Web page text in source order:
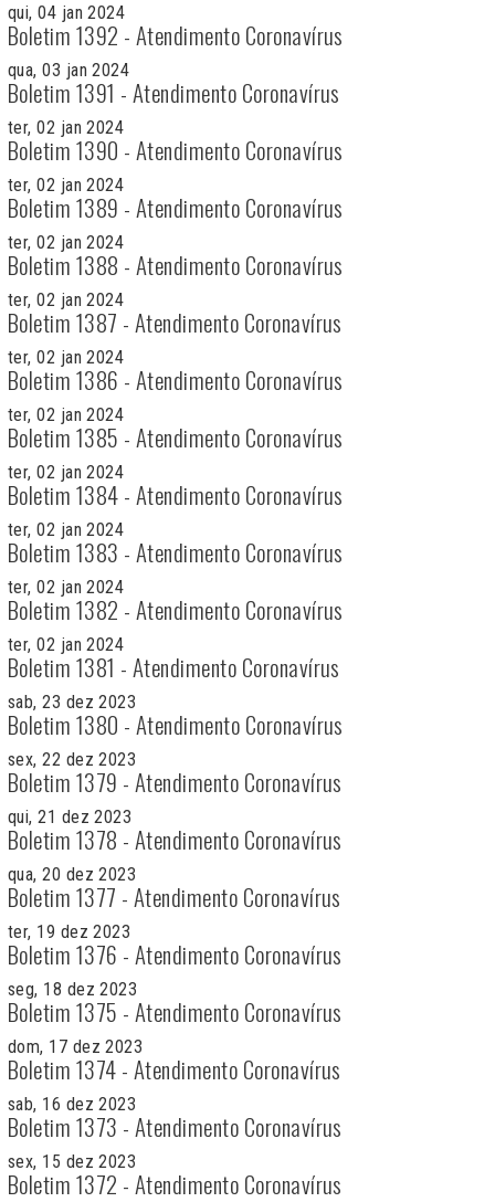
qui, 04 jan 2024
Boletim 1392 - Atendimento Coronavírus
qua, 03 jan 2024
Boletim 1391 - Atendimento Coronavírus
ter, 02 jan 2024
Boletim 1390 - Atendimento Coronavírus
ter, 02 jan 2024
Boletim 1389 - Atendimento Coronavírus
ter, 02 jan 2024
Boletim 1388 - Atendimento Coronavírus
ter, 02 jan 2024
Boletim 1387 - Atendimento Coronavírus
ter, 02 jan 2024
Boletim 1386 - Atendimento Coronavírus
ter, 02 jan 2024
Boletim 1385 - Atendimento Coronavírus
ter, 02 jan 2024
Boletim 1384 - Atendimento Coronavírus
ter, 02 jan 2024
Boletim 1383 - Atendimento Coronavírus
ter, 02 jan 2024
Boletim 1382 - Atendimento Coronavírus
ter, 02 jan 2024
Boletim 1381 - Atendimento Coronavírus
sab, 23 dez 2023
Boletim 1380 - Atendimento Coronavírus
sex, 22 dez 2023
Boletim 1379 - Atendimento Coronavírus
qui, 21 dez 2023
Boletim 1378 - Atendimento Coronavírus
qua, 20 dez 2023
Boletim 1377 - Atendimento Coronavírus
ter, 19 dez 2023
Boletim 1376 - Atendimento Coronavírus
seg, 18 dez 2023
Boletim 1375 - Atendimento Coronavírus
dom, 17 dez 2023
Boletim 1374 - Atendimento Coronavírus
sab, 16 dez 2023
Boletim 1373 - Atendimento Coronavírus
sex, 15 dez 2023
Boletim 1372 - Atendimento Coronavírus